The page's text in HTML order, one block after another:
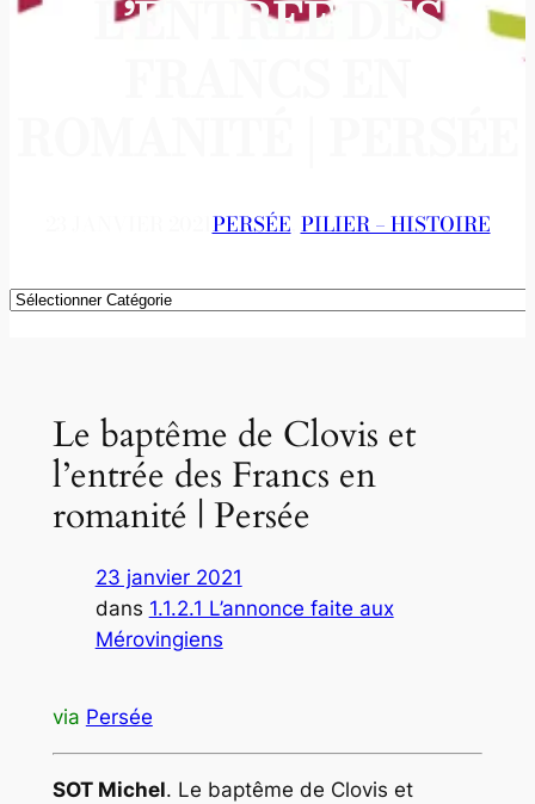
L’ENTRÉE DES
PERSÉE PILIER – HISTOIRE
Catégories
Le baptême de Clovis et
l’entrée des Francs en
romanité | Persée
23 janvier 2021
dans 1.1.2.1 L’annonce faite aux
Mérovingiens
via Persée
SOT Michel. Le baptême de Clovis et